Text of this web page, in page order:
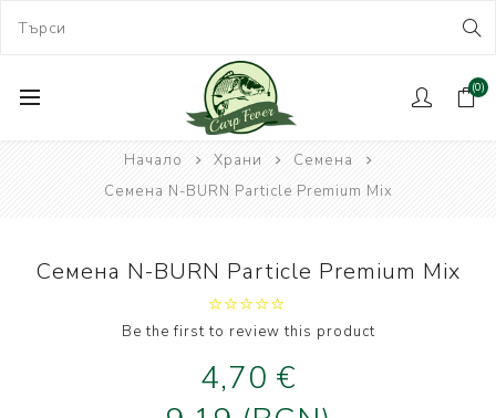
(0)
Начало Храни
Семена
Семена N-BURN Particle Premium Mix
Семена N-BURN Particle Premium Mix
Be the first to review this product
4,70 €